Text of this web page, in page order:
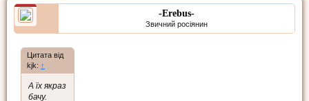
-Erebus-
Звичний росіянин
Цитата від
kjk: ↑
А їх якраз
бачу.